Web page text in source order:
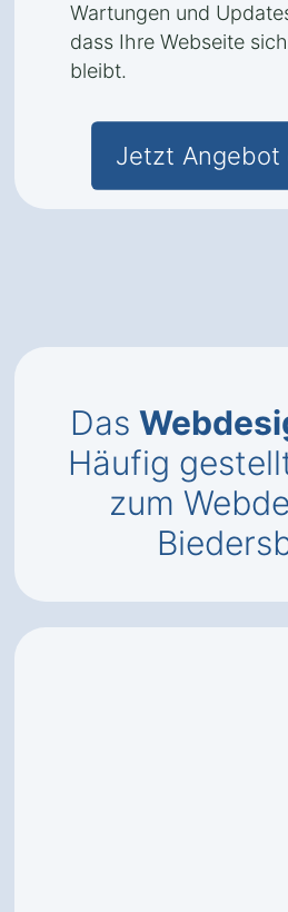
Wartungen und
dass Ihre Webseite
bleibt.
Jetzt Angebot
Das
Häufig
zum